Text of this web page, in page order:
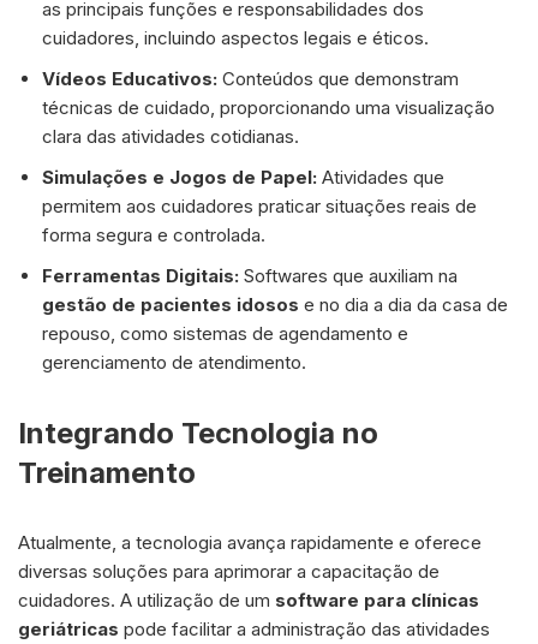
as principais funções e responsabilidades dos
cuidadores, incluindo aspectos legais e éticos.
Vídeos Educativos: Conteúdos que demonstram
técnicas de cuidado, proporcionando uma visualização
clara das atividades cotidianas.
Simulações e Jogos de Papel: Atividades que
permitem aos cuidadores praticar situações reais de
forma segura e controlada.
Ferramentas Digitais: Softwares que auxiliam na
gestão de pacientes idosos e no dia a dia da casa de
repouso, como sistemas de agendamento e
gerenciamento de atendimento.
Integrando Tecnologia no
Treinamento
Atualmente, a tecnologia avança rapidamente e oferece
diversas soluções para aprimorar a capacitação de
cuidadores. A utilização de um software para clínicas
geriátricas pode facilitar a administração das atividades